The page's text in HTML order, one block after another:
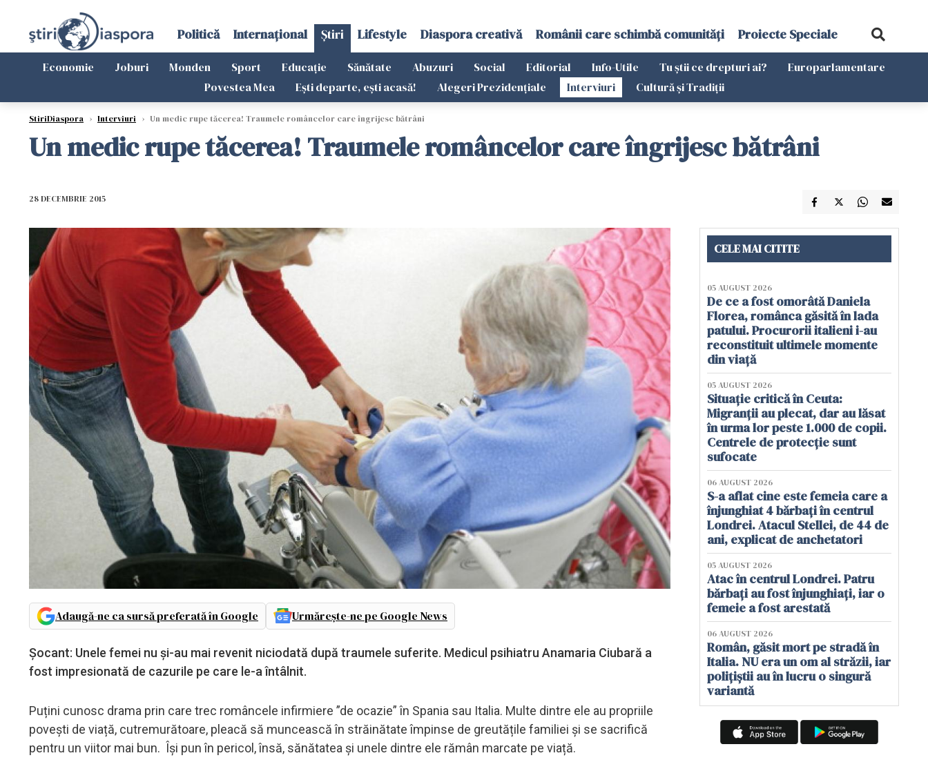
Politică Internațional Știri Lifestyle Diaspora creativă Românii care schimbă comunități Proiecte Speciale
Economie Joburi Monden Sport Educație Sănătate Abuzuri Social Editorial Info-Utile Tu știi ce drepturi ai?
Europarlamentare
Povestea Mea
Ești departe, ești acasă! Alegeri Prezidențiale Interviuri Cultură și Tradiții
StiriDiaspora › Interviuri › Un medic rupe tăcerea! Traumele româncelor care îngrijesc bătrâni
Un medic rupe tăcerea! Traumele româncelor care îngrijesc bătrâni
28 DECEMBRIE 2015
Adaugă-ne ca sursă preferată în Google Urmărește-ne pe Google News
Șocant: Unele femei nu și-au mai revenit niciodată după traumele suferite. Medicul psihiatru Anamaria Ciubară a
fost impresionată de cazurile pe care le-a întâlnit.
Puțini cunosc drama prin care trec româncele infirmiere ”de ocazie” în Spania sau Italia. Multe dintre ele au propriile
povești de viață, cutremurătoare, pleacă să muncească în străinătate împinse de greutățile familiei și se sacrifică
pentru un viitor mai bun. Își pun în pericol, însă, sănătatea și unele dintre ele rămân marcate pe viață.
CELE MAI CITITE
05 AUGUST 2026
De ce a fost omorâtă Daniela
Florea, românca găsită în lada
patului. Procurorii italieni i-au
reconstituit ultimele momente
din viață
05 AUGUST 2026
Situație critică în Ceuta:
Migranții au plecat, dar au lăsat
în urma lor peste 1.000 de copii.
Centrele de protecție sunt
sufocate
06 AUGUST 2026
S-a aflat cine este femeia care a
înjunghiat 4 bărbați în centrul
Londrei. Atacul Stellei, de 44 de
ani, explicat de anchetatori
05 AUGUST 2026
Atac în centrul Londrei. Patru
bărbați au fost înjunghiați, iar o
femeie a fost arestată
06 AUGUST 2026
Român, găsit mort pe stradă în
Italia. NU era un om al străzii, iar
polițiștii au în lucru o singură
variantă